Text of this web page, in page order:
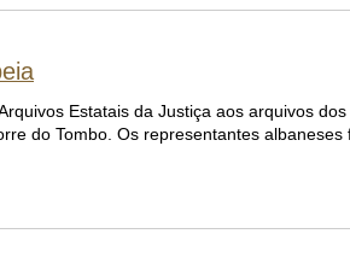
Estatais da Justiça aos arquivos
do Tombo. Os representantes